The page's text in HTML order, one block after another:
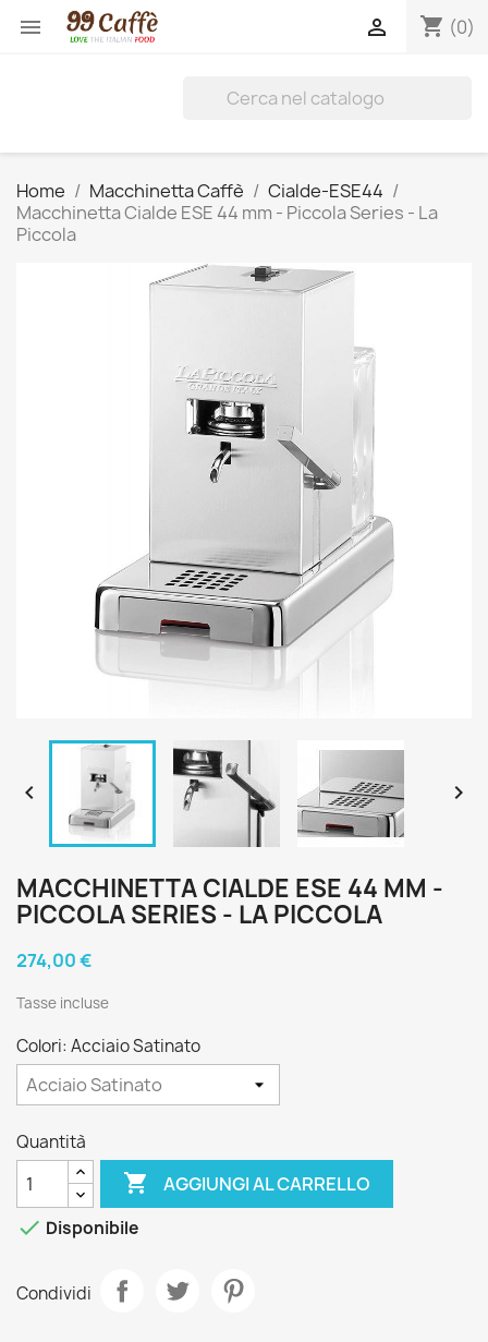
 shopping_cart (0)

Home Macchinetta Caffè
Cialde-ESE44
Macchinetta Cialde ESE 44 mm - Piccola Series - La
Piccola
 
MACCHINETTA CIALDE ESE 44 MM -
PICCOLA SERIES - LA PICCOLA
274,00 €
Tasse incluse
Colori: Acciaio Satinato
Quantità
 AGGIUNGI AL CARRELLO
 Disponibile
Condividi